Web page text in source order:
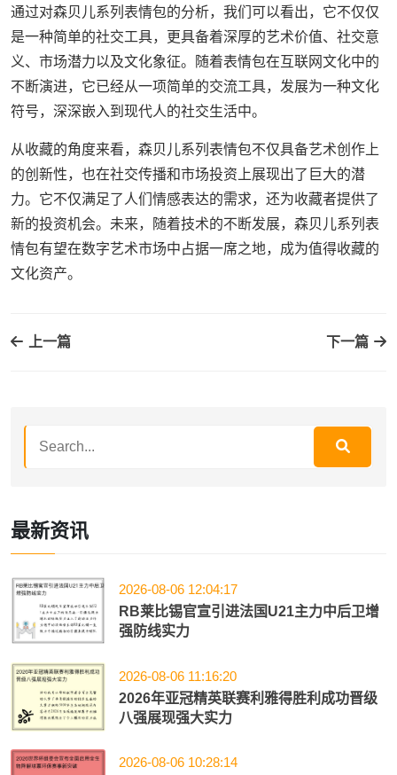
通过对森贝儿系列表情包的分析，我们可以看出，它不仅仅
是一种简单的社交工具，更具备着深厚的艺术价值、社交意
义、市场潜力以及文化象征。随着表情包在互联网文化中的
不断演进，它已经从一项简单的交流工具，发展为一种文化
符号，深深嵌入到现代人的社交生活中。
从收藏的角度来看，森贝儿系列表情包不仅具备艺术创作上
的创新性，也在社交传播和市场投资上展现出了巨大的潜
力。它不仅满足了人们情感表达的需求，还为收藏者提供了
新的投资机会。未来，随着技术的不断发展，森贝儿系列表
情包有望在数字艺术市场中占据一席之地，成为值得收藏的
文化资产。
上一篇 下一篇
最新资讯
2026-08-06 12:04:17
RB莱比锡官宣引进法国U21主力中后卫增
强防线实力
2026-08-06 11:16:20
2026年亚冠精英联赛利雅得胜利成功晋级
八强展现强大实力
2026-08-06 10:28:14